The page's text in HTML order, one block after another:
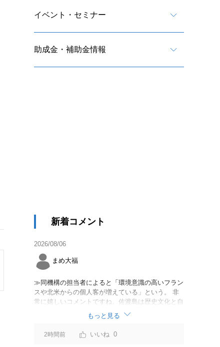
イベント・セミナー
助成金・補助金情報
新着コメント
2026/08/06
まめ大福
≫同機構の担当者によると「環境意識の高いフラン
スや北米からの個人客が増えている」という。 非
常に嬉しいコメントですね。佐渡島は歴史文化と自
然が相まっての土地となっているので、個人的には
環境意識の低い人は来ないでほしいです。「金がと
れるんじゃないか」と勝手に穴掘ったりしそうな国
の人は来ないでほしいですね。
もっと見る
2時間前 0